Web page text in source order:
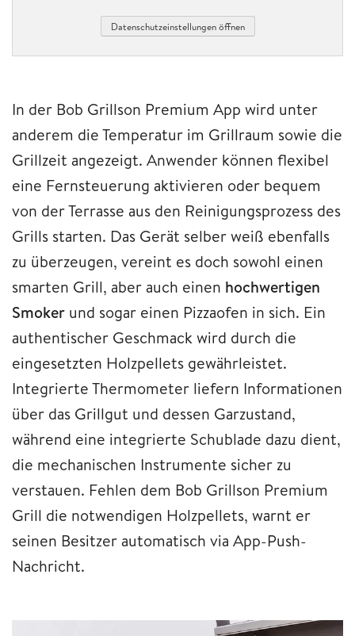
Datenschutzeinstellungen öffnen
In der Bob Grillson Premium App wird unter
anderem die Temperatur im Grillraum sowie die
Grillzeit angezeigt. Anwender können flexibel
eine Fernsteuerung aktivieren oder bequem
von der Terrasse aus den Reinigungsprozess des
Grills starten. Das Gerät selber weiß ebenfalls
zu überzeugen, vereint es doch sowohl einen
smarten Grill, aber auch einen hochwertigen
Smoker und sogar einen Pizzaofen in sich. Ein
authentischer Geschmack wird durch die
eingesetzten Holzpellets gewährleistet.
Integrierte Thermometer liefern Informationen
über das Grillgut und dessen Garzustand,
während eine integrierte Schublade dazu dient,
die mechanischen Instrumente sicher zu
verstauen. Fehlen dem Bob Grillson Premium
Grill die notwendigen Holzpellets, warnt er
seinen Besitzer automatisch via App-Push-
Nachricht.